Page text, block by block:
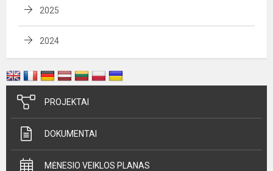
2025
2024
PROJEKTAI
DOKUMENTAI
MĖNESIO VEIKLOS PLANAS